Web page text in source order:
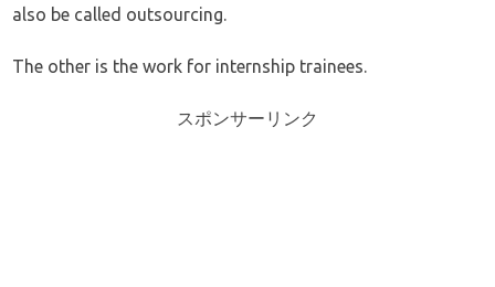
also be called outsourcing.
The other is the work for internship trainees.
スポンサーリンク